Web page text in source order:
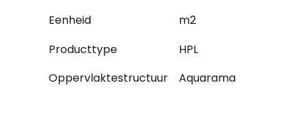
Eenheid
m2
Producttype
HPL
Oppervlaktestructuur
Aquarama